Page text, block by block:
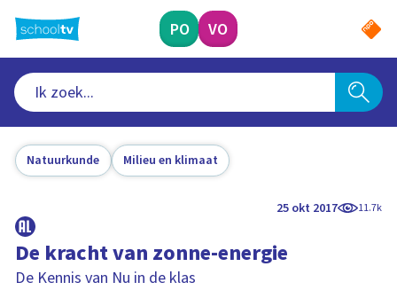
naar
hoofdinhoud
PO VO
Natuurkunde Milieu en klimaat
25 okt 2017 11.7k
De kracht van zonne-energie
De Kennis van Nu in de klas